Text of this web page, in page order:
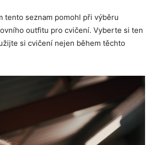
tento seznam pomohl při výběru
outfitu pro cvičení. Vyberte si ten
si cvičení nejen během těchto